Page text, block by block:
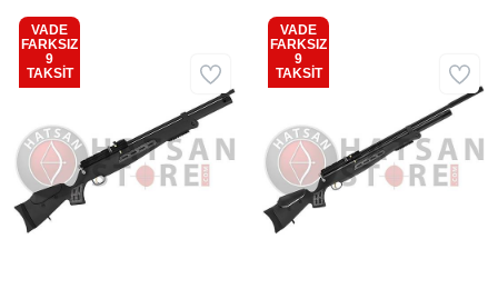
VADE
FARKSIZ
9
TAKSİT
Kargo
Bedava
VADE
FARKSIZ
9
TAKSİT
Kargo
Bedava